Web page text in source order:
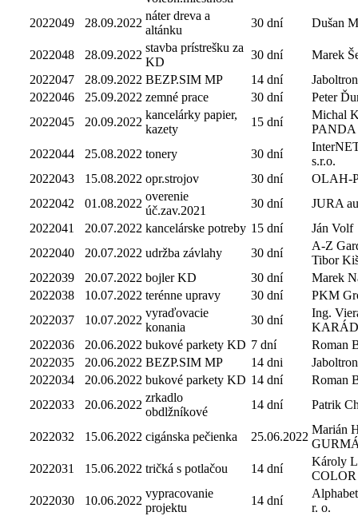
2022049
28.09.2022
náter dreva a
altánku
30 dní Dušan
2022048 28.09.2022
stavba prístrešku za
KD
30 dní
Marek
2022047
28.09.2022 BEZP.SIM MP 14 dní
Jaboltron
2022046
25.09.2022 zemné prace 30 dní
Peter
2022045
20.09.2022
kancelárky papier,
kazety
15 dní
Michal
2022044
25.08.2022 tonery 30 dní
s.r.o.
2022043
15.08.2022 opr.strojov 30 dní
OLAH-
2022042
01.08.2022
overenie
úč.zav.2021
30 dní
JURA
2022041
20.07.2022 kancelárske potreby 15 dní
Ján Volf
2022040
20.07.2022 udržba závlahy 30 dní
A-Z
Tibor
2022039
20.07.2022 bojler KD 30 dní
Marek
2022038
10.07.2022 terénne upravy 30 dní
PKM
2022037
10.07.2022
vyraďovacie
konania
30 dní
Ing.
2022036
20.06.2022 bukové parkety KD 7 dní
Roman
2022035
20.06.2022 BEZP.SIM MP 14 dni
Jaboltron
2022034
20.06.2022 bukové parkety KD 14 dní
Roman
2022033
20.06.2022
zrkadlo
obdlžníkové
14 dní Patrik
2022032 15.06.2022 cigánska pečienka 25.06.2022
Marián
2022031
15.06.2022 tričká s potlačou 14 dní
Károly
2022030
10.06.2022
vypracovanie
projektu
14 dní
r. o.